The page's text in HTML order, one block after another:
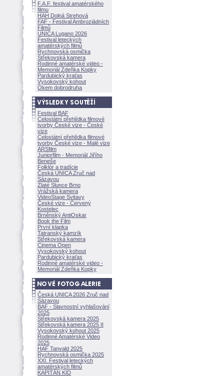
F.A.F. festival amatérského
filmu
HAH Dolná Strehov
FAF - Festival Ambroziádních
Filmů
UNICA Lugano 2026
Festival leteckých
amatérských filmů
Rychnovská osmička
Střekovská kamera
Rodinné amatérské video -
Memoriál Zdeňka Kopky
Pardubický kraťas
Vysokovský kohout
Okem dobrodruha
Festival BAF
Celostátní přehlídka filmové
tvorby České vize - České
vize
Celostátní přehlídka filmové
tvorby České vize - Malé vize
ARSfilm
Juniorfilm - Memoriál Jiřího
Beneše
Folklór a tradície
Česká UNICA Zruč nad
Sázavou
Zlaté Slunce Brno
Vrážská kamera
VideoStage Svitavy
České vize - Červený
Kostelec
Brněnský AntiOskar
Book the Film
První klapka
Tatranský kamzík
Střekovská kamera
Cinema Open
Vysokovský kohout
Pardubický kraťas
Rodinné amatérské video -
Memoriál Zdeňka Kopky
Česká UNICA 2026 Zruč nad
Sázavou
BAF - Slavnostní vyhlašování
2025
Střekovská kamera 2025
Střekovská kamera 2025 II
Vysokovský kohout 2025
Rodinné Amatérské Video
2025
HAF Tanvald 2025
Rychnovská osmička 2025
XXI. Festival leteckých
amatérských filmů
KAPITÁN KID